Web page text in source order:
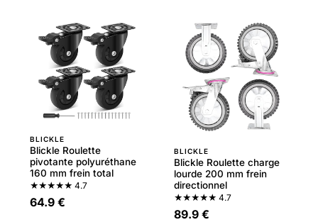
BLICKLE
Blickle Roulette
pivotante polyuréthane
160 mm frein total
★★★★★ 4.7
64.9 €
BLICKLE
Blickle Roulette charge
lourde 200 mm frein
directionnel
★★★★★ 4.7
89.9 €